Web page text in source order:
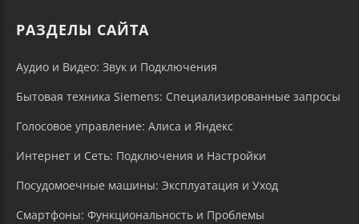
РАЗДЕЛЫ САЙТА
Аудио и Видео: Звук и Подключения
Бытовая техника Siemens: Специализированные запросы
Голосовое управление: Алиса и Яндекс
Интернет и Сеть: Подключения и Настройки
Посудомоечные машины: Эксплуатация и Уход
Смартфоны: Функциональность и Проблемы